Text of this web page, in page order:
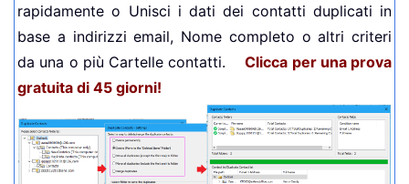
rapidamente o Unisci i dati dei contatti duplicati in
base a indirizzi email, Nome completo o altri criteri
da una o più Cartelle contatti.
Clicca per una prova
gratuita di 45 giorni!